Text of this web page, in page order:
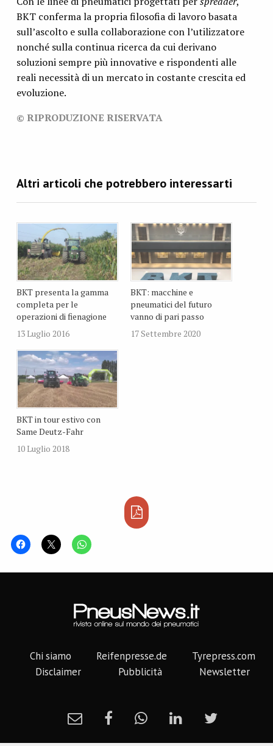
BKT conferma la propria filosofia di lavoro basata
sull’ascolto e sulla collaborazione con l’utilizzatore
nonché sulla continua ricerca da cui derivano
soluzioni sempre più innovative e rispondenti alle
reali necessità di un mercato in costante crescita ed
evoluzione.
© RIPRODUZIONE RISERVATA
BKT presenta la gamma
completa per le
operazioni di fienagione
13 Luglio 2016
BKT: macchine e
pneumatici del futuro
vanno di pari passo
17 Settembre 2020
BKT in tour estivo con
Same Deutz-Fahr
10 Luglio 2018
Chi siamo Reifenpresse.de
Tyrepress.com
Disclaimer
Pubblicità Newsletter